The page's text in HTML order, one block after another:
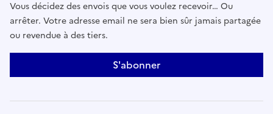
Vous décidez des envois que vous voulez recevoir… Ou
arrêter. Votre adresse email ne sera bien sûr jamais partagée
ou revendue à des tiers.
S'abonner